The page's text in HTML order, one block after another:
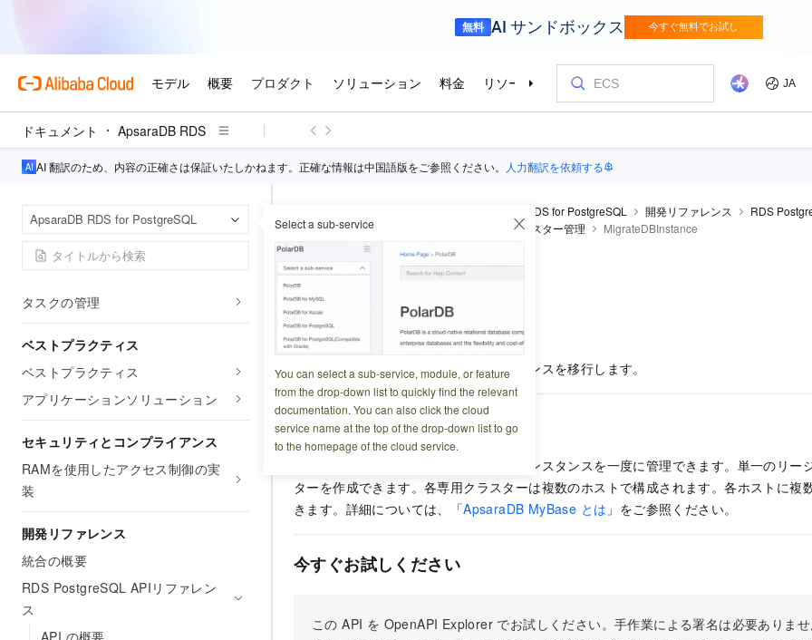
ドキュメント ApsaraDB RDS
AI 翻訳のため、内容の正確さは保証いたしかねます。正確な情報は中国語版をご参照ください。 人力翻訳を依頼する
ApsaraDB RDS for PostgreSQL Select a sub-service
You can select a sub-service, module, or feature
from the drop-down list to quickly find the relevant
documentation. You can also click the cloud
service name at the top of the drop-down list to go
to the homepage of the cloud service.
パフォーマンスの最適化と診断
データセキュリティと暗号化
常時機密データベース (パブリック
プレビュー)
イベント管理
ディザスタリカバリソリューショ
タスクの管理
ベストプラクティス
ベストプラクティス
アプリケーションソリューション
セキュリティとコンプライアンス
RAMを使用したアクセス制御の実
装
開発リファレンス
統合の概要
RDS PostgreSQL APIリファレン
ス
API の概要
ApsaraDB RDS for PostgreSQL 開発リファレンス
RDS
フロー制御情報
専用クラスター管理 MigrateDBInstance
MigrateDBInstance
更新日時
専用クラスター内のホスト間でインスタンスを移行します。
操作説明
専用クラスターを使用すると、多数のインスタンスを一度に管理できます。単一のリー
ターを作成できます。各専用クラスターは複数のホストで構成されます。各ホストに複
きます。詳細については、「ApsaraDB MyBase とは 」をご参照ください。
今すぐお試しください
この API を OpenAPI Explorer でお試しください。手作業による署名は必要ありま